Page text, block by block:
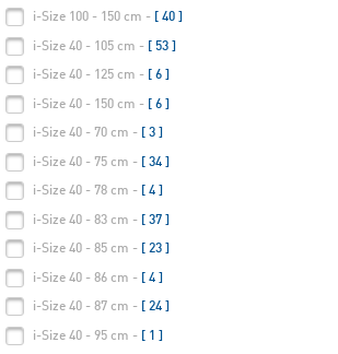
i-Size 100 - 150 cm - [ 40 ]
i-Size 40 - 105 cm - [ 53 ]
i-Size 40 - 125 cm - [ 6 ]
i-Size 40 - 150 cm - [ 6 ]
i-Size 40 - 70 cm - [ 3 ]
i-Size 40 - 75 cm - [ 34 ]
i-Size 40 - 78 cm - [ 4 ]
i-Size 40 - 83 cm - [ 37 ]
i-Size 40 - 85 cm - [ 23 ]
i-Size 40 - 86 cm - [ 4 ]
i-Size 40 - 87 cm - [ 24 ]
i-Size 40 - 95 cm - [ 1 ]